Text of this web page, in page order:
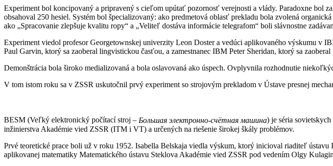
Experiment bol koncipovaný a pripravený s cieľom upútať pozornosť verejnosti a vlády. Paradoxne bol
obsahoval 250 hesiel. Systém bol špecializovaný: ako predmetová oblasť prekladu bola zvolená
ako „Spracovanie zlepšuje kvalitu ropy“ a „Veliteľ dostáva informácie telegrafom“ boli slávnostne
Experiment viedol profesor Georgetownskej univerzity Leon Doster a vedúci aplikovaného výskumu v
Paul Garvin, ktorý sa zaoberal lingvistickou časťou, a zamestnanec IBM Peter Sheridan, ktorý sa
Demonštrácia bola široko medializovaná a bola oslavovaná ako úspech. Ovplyvnila rozhodnutie
V tom istom roku sa v ZSSR uskutočnil prvý experiment so strojovým prekladom v Ústave presnej
BESM (Veľký elektronický počítací stroj – Большая электронно-счётная машина) je séria
inžinierstva Akadémie vied ZSSR (ITM i VT) a určených na riešenie širokej škály problémov.
Prvé teoretické prace boli už v roku 1952. Isabella Belskaja viedla výskum, ktorý inicioval riaditeľ
aplikovanej matematiky Matematického ústavu Steklova Akadémie vied ZSSR pod vedením Olgy